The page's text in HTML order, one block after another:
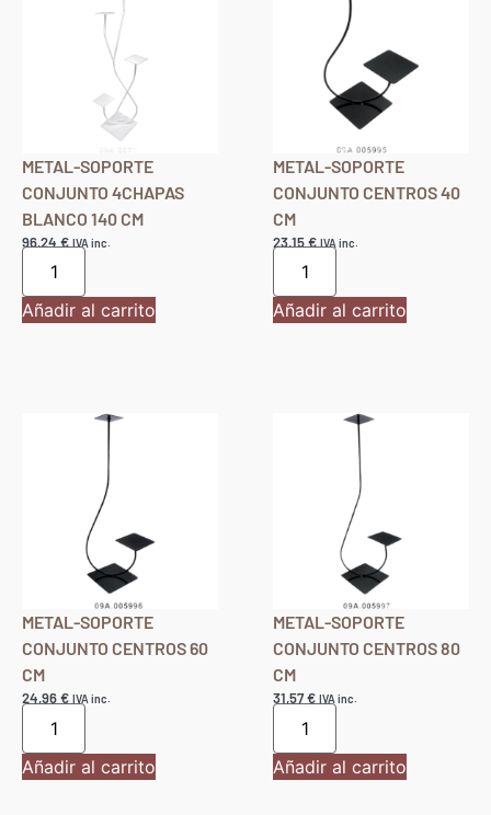
METAL-SOPORTE
CONJUNTO 4CHAPAS
BLANCO 140 CM
96,24 € IVA inc.
Añadir al carrito
METAL-SOPORTE
CONJUNTO CENTROS 40
CM
23,15€ IVA inc.
Añadir al carrito
METAL-SOPORTE
CONJUNTO CENTROS 60
CM
24,96€ IVA inc.
Añadir al carrito
METAL-SOPORTE
CONJUNTO CENTROS 80
CM
31,57€ IVA inc.
Añadir al carrito